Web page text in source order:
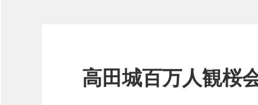
高田城百万人観